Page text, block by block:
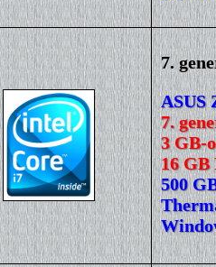
7.
ASUS
7.
3 GB-
16 GB
500